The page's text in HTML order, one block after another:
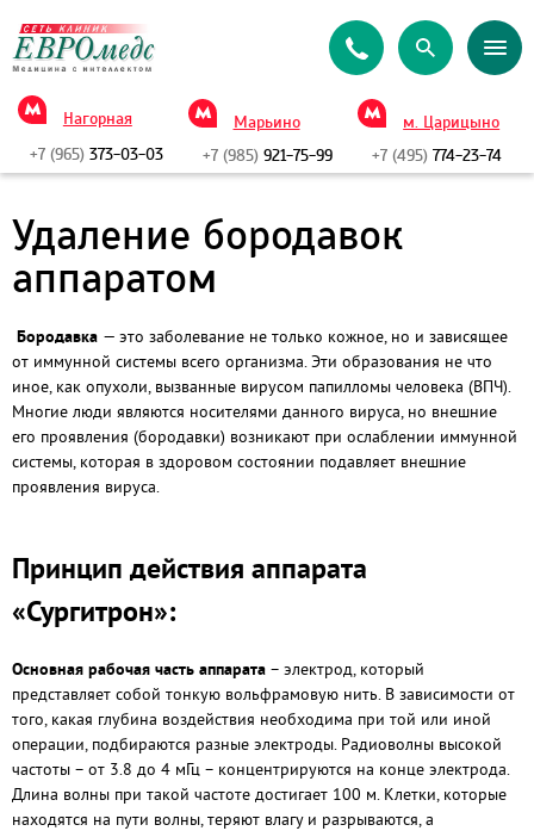
Нагорная
+7 (965) 373-03-03
Марьино
+7 (985)921-75-99
м. Царицыно
+7 (495) 774-23-74
Удаление бородавок
аппаратом
Бородавка — это заболевание не только кожное, но и зависящее
от иммунной системы всего организма. Эти образования не что
иное, как опухоли, вызванные вирусом папилломы человека (ВПЧ).
Многие люди являются носителями данного вируса, но внешние
его проявления (бородавки) возникают при ослаблении иммунной
системы, которая в здоровом состоянии подавляет внешние
проявления вируса.
Принцип действия аппарата
«Сургитрон»:
Основная рабочая часть аппарата – электрод, который
представляет собой тонкую вольфрамовую нить. В зависимости от
того, какая глубина воздействия необходима при той или иной
операции, подбираются разные электроды. Радиоволны высокой
частоты – от 3.8 до 4 мГц – концентрируются на конце электрода.
Длина волны при такой частоте достигает 100 м. Клетки, которые
находятся на пути волны, теряют влагу и разрываются, а